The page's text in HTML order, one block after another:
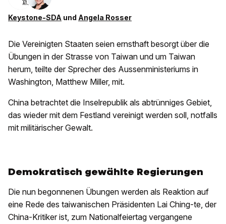
Keystone-SDA und Angela Rosser
Die Vereinigten Staaten seien ernsthaft besorgt über die
Übungen in der Strasse von Taiwan und um Taiwan
herum, teilte der Sprecher des Aussenministeriums in
Washington, Matthew Miller, mit.
China betrachtet die Inselrepublik als abtrünniges Gebiet,
das wieder mit dem Festland vereinigt werden soll, notfalls
mit militärischer Gewalt.
Demokratisch gewählte Regierungen
Die nun begonnenen Übungen werden als Reaktion auf
eine Rede des taiwanischen Präsidenten Lai Ching-te, der
China-Kritiker ist, zum Nationalfeiertag vergangene